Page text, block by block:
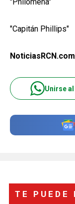
"Capitán Phillips"
Unirse
TE PUEDE